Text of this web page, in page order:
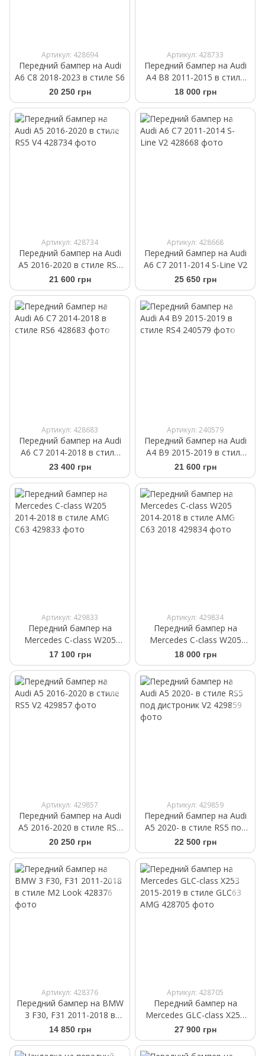
Артикул: 428694
Передний бампер на Audi
A6 C8 2018-2023 в стиле S6
20 250 грн
Артикул: 428733
Передний бампер на Audi
A4 B8 2011-2015 в стиле
RS4
18 000 грн
Артикул: 428734
Передний бампер на Audi
A5 2016-2020 в стиле RS5
V4
21 600 грн
Артикул: 428668
Передний бампер на Audi
A6 C7 2011-2014 S-Line V2
25 650 грн
Артикул: 428683
Передний бампер на Audi
A6 C7 2014-2018 в стиле
RS6
23 400 грн
Артикул: 240579
Передний бампер на Audi
A4 B9 2015-2019 в стиле
RS4
21 600 грн
Артикул: 429833
Передний бампер на
Mercedes C-class W205
2014-2018 в стиле AMG
C63
17 100 грн
Артикул: 429834
Передний бампер на
Mercedes C-class W205
2014-2018 в стиле AMG
C63 2018
18 000 грн
Артикул: 429857
Передний бампер на Audi
A5 2016-2020 в стиле RS5
V2
20 250 грн
Артикул: 429859
Передний бампер на Audi
A5 2020- в стиле RS5 под
дистроник V2
22 500 грн
Артикул: 428376
Передний бампер на BMW
3 F30, F31 2011-2018 в
стиле M2 Look
14 850 грн
Артикул: 428705
Передний бампер на
Mercedes GLC-class X253
2015-2019 в стиле GLC63
AMG
27 900 грн